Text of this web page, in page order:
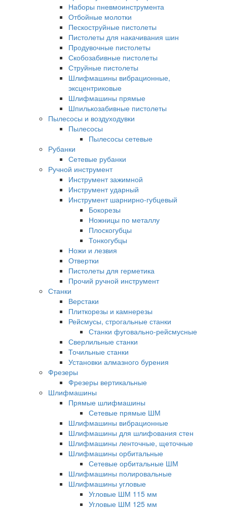
Наборы пневмоинструмента
Отбойные молотки
Пескоструйные пистолеты
Пистолеты для накачивания шин
Продувочные пистолеты
Скобозабивные пистолеты
Струйные пистолеты
Шлифмашины вибрационные,
эксцентриковые
Шлифмашины прямые
Шпилькозабивные пистолеты
Пылесосы и воздуходувки
Пылесосы
Пылесосы сетевые
Рубанки
Сетевые рубанки
Ручной инструмент
Инструмент зажимной
Инструмент ударный
Инструмент шарнирно-губцевый
Бокорезы
Ножницы по металлу
Плоскогубцы
Тонкогубцы
Ножи и лезвия
Отвертки
Пистолеты для герметика
Прочий ручной инструмент
Станки
Верстаки
Плиткорезы и камнерезы
Рейсмусы, строгальные станки
Станки фуговально-рейсмусные
Сверлильные станки
Точильные станки
Установки алмазного бурения
Фрезеры
Фрезеры вертикальные
Шлифмашины
Прямые шлифмашины
Сетевые прямые ШМ
Шлифмашины вибрационные
Шлифмашины для шлифования стен
Шлифмашины ленточные, щеточные
Шлифмашины орбитальные
Сетевые орбитальные ШМ
Шлифмашины полировальные
Шлифмашины угловые
Угловые ШМ 115 мм
Угловые ШМ 125 мм